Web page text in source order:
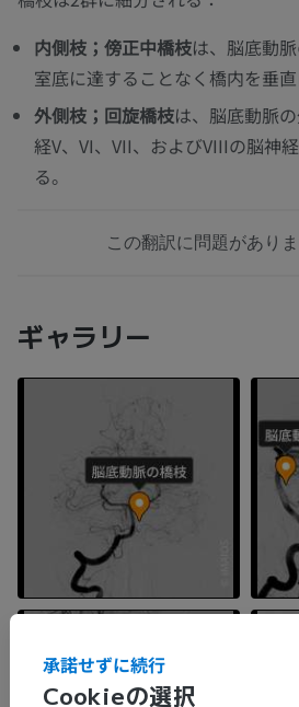
内側枝；傍正中橋枝は、脳底動
室底に達することなく橋内を垂直
外側枝；回旋橋枝は、脳底動脈
経V、VI、VII、およびVIIIの脳神
る。
この翻訳に問題があり
ギャラリー
Cookieの選択
承諾せずに続行